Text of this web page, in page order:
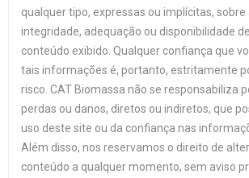
qualquer tipo, expressas ou implícitas, sobre
integridade, adequação ou disponibilidade
conteúdo exibido. Qualquer confiança que
tais informações é, portanto, estritamente
risco. CAT Biomassa não se responsabiliza
perdas ou danos, diretos ou indiretos, que
uso deste site ou da confiança nas
Além disso, nos reservamos o direito de
conteúdo a qualquer momento, sem aviso